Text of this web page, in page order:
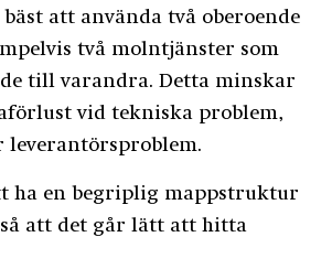
att använda två oberoende
två molntjänster som
till varandra. Detta minskar
vid tekniska problem,
leverantörsproblem.
ha en begriplig mappstruktur
att det går lätt att hitta